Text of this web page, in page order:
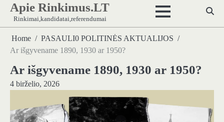
Skip
content
Apie Rinkimus.LT
Rinkimai,kandidatai,referendumai
Home
PASAULI0 POLITINĖS AKTUALIJOS
Ar išgyvename 1890, 1930 ar 1950?
Ar išgyvename 1890, 1930 ar 1950?
4 birželio, 2026